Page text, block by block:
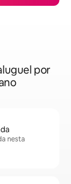
por
nesta